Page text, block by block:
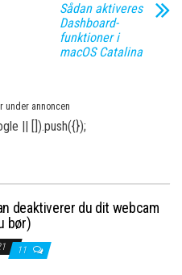
Sådan aktiveres
Dashboard-
funktioner i
macOS Catalina
under annoncen
|| []).push({});
deaktiverer du dit webcam
bør)
11